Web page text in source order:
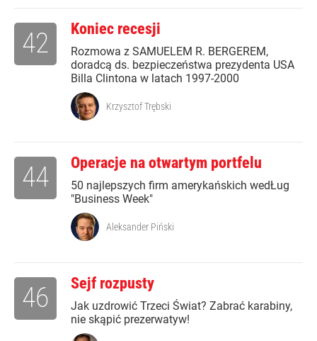
Koniec recesji
Rozmowa z SAMUELEM R. BERGEREM,
doradcą ds. bezpieczeństwa prezydenta USA
Billa Clintona w latach 1997-2000
42
Krzysztof Trębski
Operacje na otwartym portfelu
50 najlepszych firm amerykańskich wedŁug
"Business Week"
44
Aleksander Piński
Sejf rozpusty
Jak uzdrowić Trzeci Świat? Zabrać karabiny,
nie skąpić prezerwatyw!
46